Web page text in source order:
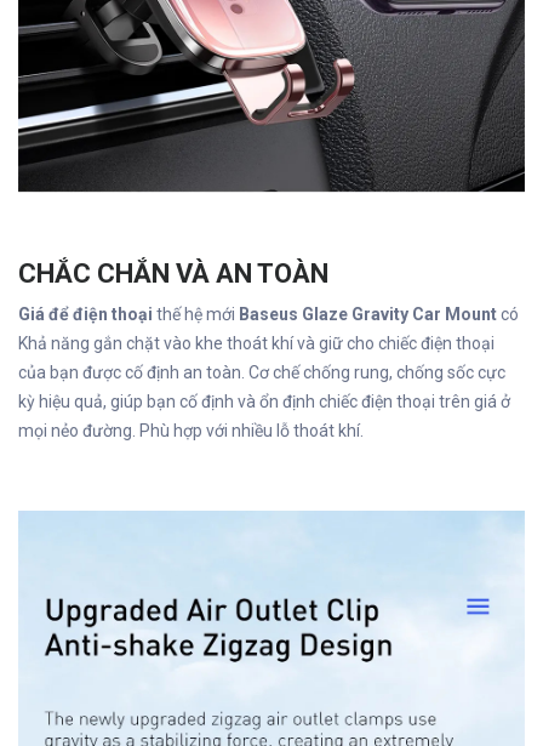
CHẮC CHẮN VÀ AN TOÀN
Giá để điện thoại thế hệ mới Baseus Glaze Gravity Car Mountcó
Khả năng gắn chặt vào khe thoát khí và giữ cho chiếc điện thoại
của bạn được cố định an toàn. Cơ chế chống rung, chống sốc cực
kỳ hiệu quả, giúp bạn cố định và ổn định chiếc điện thoại trên giá ở
mọi nẻo đường. Phù hợp với nhiều lỗ thoát khí.